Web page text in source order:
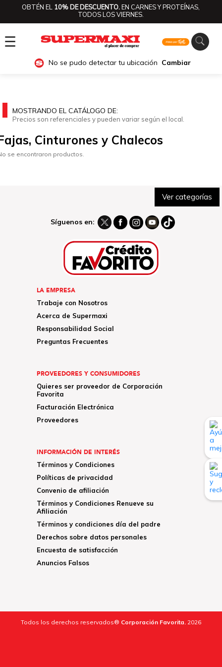
OBTÉN EL 10% DE DESCUENTO.EN CARNES Y PROTEÍNAS,
TODOS LOS VIERNES.
☰
No se pudo detectar tu ubicación Cambiar
Ver categorías
MOSTRANDO EL CATÁLOGO DE:
Precios son referenciales y pueden variar según el local.
Cinturones y Chalecos
se encontraron productos.
Síguenos en:
LA EMPRESA
Trabaje con Nosotros
Acerca de Supermaxi
Responsabilidad Social
Preguntas Frecuentes
PROVEEDORES Y CONSUMIDORES
Quieres ser proveedor de Corporación
Favorita
Facturación Electrónica
Proveedores
INFORMACIÓN DE INTERÉS
Términos y Condiciones
Políticas de privacidad
Convenio de afiliación
Términos y Condiciones Renueve su
Afiliación
Términos y condiciones día del padre
Derechos sobre datos personales
Encuesta de satisfacción
Anuncios Falsos
Todos los derechos reservados® Corporación Favorita. 2026